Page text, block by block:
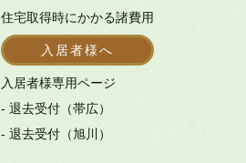
住宅取得時にかかる諸費用
入居者様へ
入居者様専用ページ
- 退去受付（帯広）
- 退去受付（旭川）